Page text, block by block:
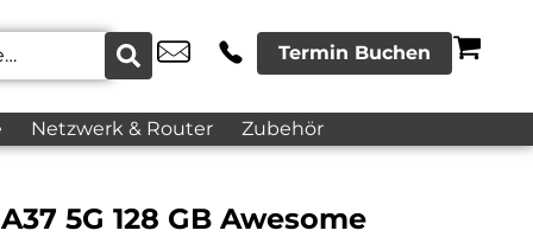
Termin Buchen
Netzwerk & Router Zubehör
5G 128 GB Awesome